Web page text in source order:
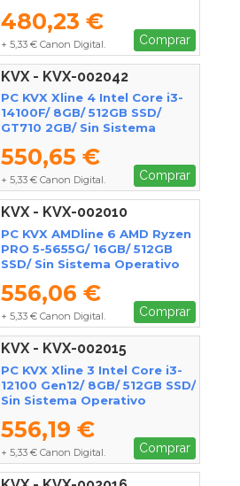
480,23 €
+ 5,33 € Canon Digital. Comprar
KVX - KVX-002042
PC KVX Xline 4 Intel Core i3-
14100F/ 8GB/ 512GB SSD/
GT710 2GB/ Sin Sistema
550,65 €
+ 5,33 € Canon Digital. Comprar
KVX - KVX-002010
PC KVX AMDline 6 AMD Ryzen
PRO 5-5655G/ 16GB/ 512GB
SSD/ Sin Sistema Operativo
556,06 €
+ 5,33 € Canon Digital. Comprar
KVX - KVX-002015
PC KVX Xline 3 Intel Core i3-
12100 Gen12/ 8GB/ 512GB SSD/
Sin Sistema Operativo
556,19 €
+ 5,33 € Canon Digital. Comprar